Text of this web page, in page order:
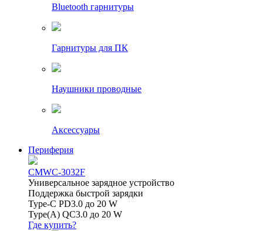
Bluetooth гарнитуры
Гарнитуры для ПК
Наушники проводные
Аксессуары
Периферия
CMWC-3032F
Универсальное зарядное устройство
Поддержка быстрой зарядки
Type-C PD3.0 до 20 W
Type(A) QC3.0 до 20 W
Где купить?